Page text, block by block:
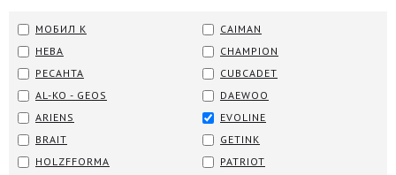
МОБИЛ К
НЕВА
РЕСАНТА
AL-KO - GEOS
ARIENS
BRAIT
CAIMAN
CHAMPION
CUBCADET
DAEWOO
EVOLINE
GETINK
HOLZFFORMA
PATRIOT